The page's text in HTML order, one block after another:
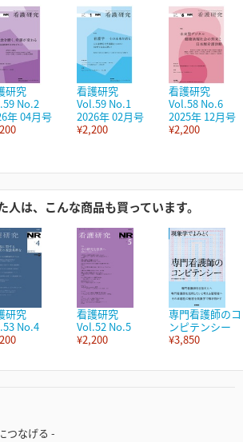
研究
No.2
年 04月号
看護研究
Vol.59 No.1
2026年 02月号
¥2,200
看護研究
Vol.58 No.6
2025年 12月号
¥2,200
人は、こんな商品も買っています。
研究
No.4
看護研究
Vol.52 No.5
¥2,200
専門看護師のコ
ンピテンシー
¥3,850
つなげる -